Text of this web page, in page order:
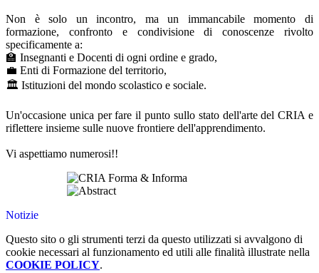
Non è solo un incontro, ma un immancabile momento di
formazione, confronto e condivisione di conoscenze rivolto
specificamente a:
🏫 Insegnanti e Docenti di ogni ordine e grado,
💼 Enti di Formazione del territorio,
🏛️ Istituzioni del mondo scolastico e sociale.
Un'occasione unica per fare il punto sullo stato dell'arte del CRIA e
riflettere insieme sulle nuove frontiere dell'apprendimento.
Vi aspettiamo numerosi!!
Notizie
Questo sito o gli strumenti terzi da questo utilizzati si avvalgono di
cookie necessari al funzionamento ed utili alle finalità illustrate nella
COOKIE POLICY.